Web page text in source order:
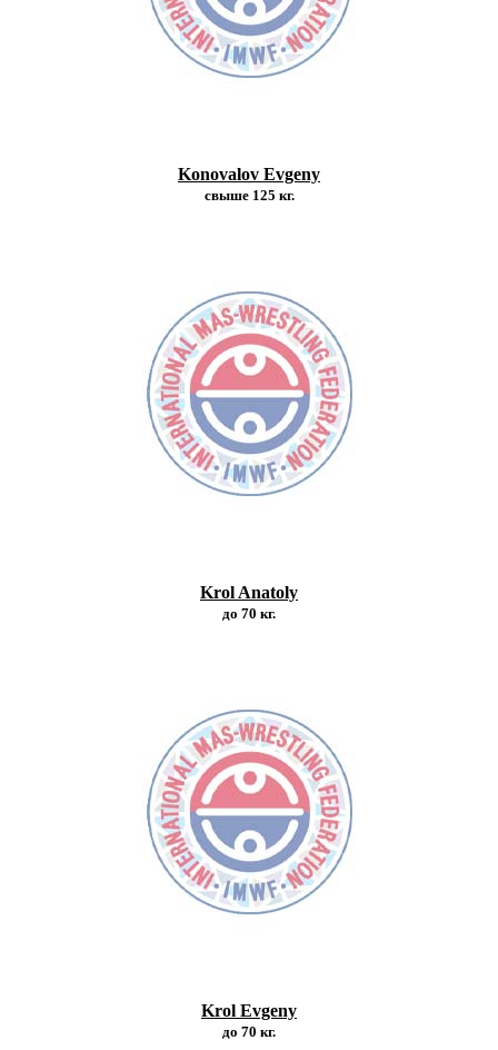
Konovalov Evgeny
свыше 125 кг.
Krol Anatoly
до 70 кг.
Krol Evgeny
до 70 кг.